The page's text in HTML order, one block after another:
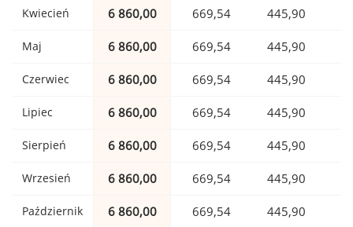
Kwiecień 6 860,00 669,54 445,90
Maj 6 860,00 669,54 445,90
Czerwiec 6 860,00 669,54 445,90
Lipiec 6 860,00 669,54 445,90
Sierpień 6 860,00 669,54 445,90
Wrzesień 6 860,00 669,54 445,90
Październik 6 860,00 669,54 445,90